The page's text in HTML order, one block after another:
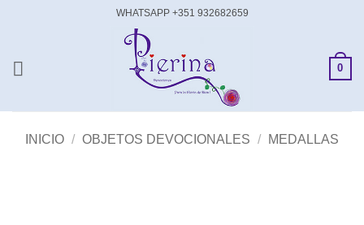
WHATSAPP +351 932682659
0
INICIO / OBJETOS DEVOCIONALES / MEDALLAS